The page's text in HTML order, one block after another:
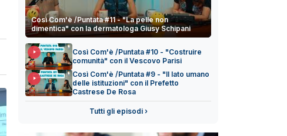
Così Com'è /Puntata #11 - "La pelle non
dimentica" con la dermatologa Giusy Schipani
Così Com'è /Puntata #10 - "Costruire
comunità" con il Vescovo Parisi
Così Com'è /Puntata #9 - "Il lato umano
delle istituzioni" con il Prefetto
Castrese De Rosa
Tutti gli episodi ›